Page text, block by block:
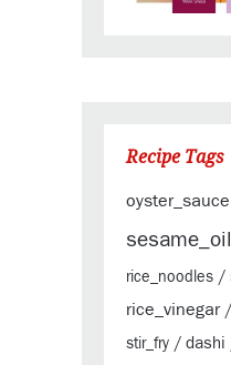
Recipe Tags
oyster_sauce
sesame_oil
rice_noodles /
rice_vinegar/
stir_fry / dashi